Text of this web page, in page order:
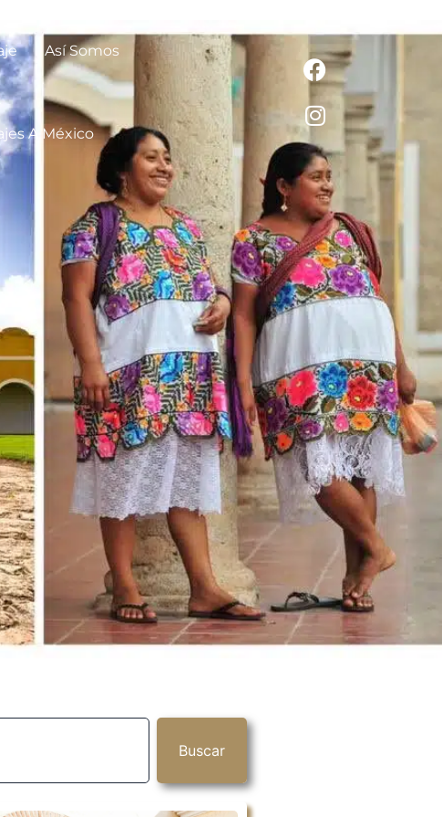
Así Somos
A México
Buscar